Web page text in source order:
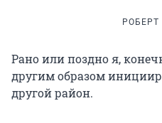
РОБЕРТ
Рано или поздно я,
другим образом
другой район.